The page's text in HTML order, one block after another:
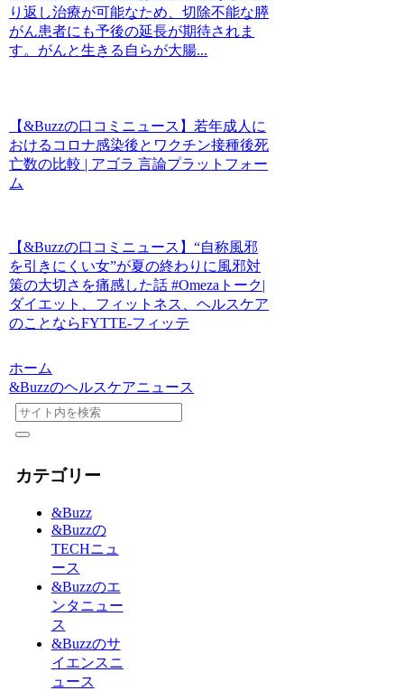
り返し治療が可能なため、切除不能な膵
がん患者にも予後の延長が期待されま
す。がんと生きる自らが大腸...
【&Buzzの口コミニュース】若年成人に
おけるコロナ感染後とワクチン接種後死
亡数の比較 | アゴラ 言論プラットフォー
ム
【&Buzzの口コミニュース】“自称風邪
を引きにくい女”が夏の終わりに風邪対
策の大切さを痛感した話 #Omezaトーク|
ダイエット、フィットネス、ヘルスケア
のことならFYTTE-フィッテ
ホーム
&Buzzのヘルスケアニュース
カテゴリー
&Buzz
&Buzzの
TECHニュ
ース
&Buzzのエ
ンタニュー
ス
&Buzzのサ
イエンスニ
ュース